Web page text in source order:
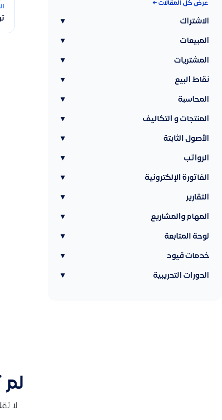
عرض كل المقالات ←
الاشتراك ▾
المبيعات ▾
المشتريات ▾
نقاط البيع ▾
المحاسبة ▾
المنتجات و التكاليف ▾
الأصول الثابتة ▾
الرواتب ▾
الفاتورة الإلكترونية ▾
التقارير ▾
المهام والمشاريع ▾
لوحة المتابعة ▾
خدمات قيود ▾
الدورات التدريبية ▾
لم
لا